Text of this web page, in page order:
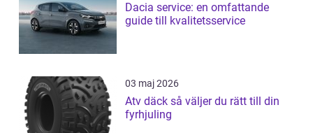
Dacia service: en omfattande
guide till kvalitetsservice
03 maj 2026
Atv däck så väljer du rätt till din
fyrhjuling